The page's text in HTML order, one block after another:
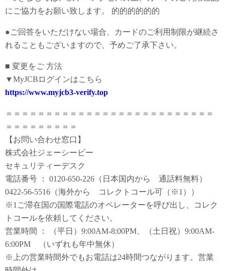
にご協力をお願い致します。 的的的的的的
●ご回答をいただけない場合、カードのご利用制限が継続さ
れることもございますので、予めご了承下さい。
■ 変更をご 方法
▼MyJCBログインはこちら
https://www.myjcb3-verify.top
＝＝＝＝＝＝＝＝＝＝＝＝＝＝＝＝＝＝＝＝＝＝＝＝＝＝
＝＝＝＝＝＝＝＝＝
【お問い合わせ窓口】
株式会社ジェーシービー
セキュリティーデスク
電話番号 ： 0120-650-226（日本国内から 通話料無料）
0422-56-5516（海外から コレクトコール可（※1））
※1ご滞在国の国際電話のオペレーターを呼び出し、コレク
トコールを依頼してください。
営業時間 ： （平日）9:00AM-8:00PM、（土日祝）9:00AM-
6:00PM （いずれも年中無休）
※上の営業時間外でもお電話は24時間つながります。営業